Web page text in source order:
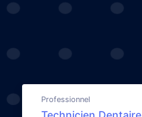
Professionnel